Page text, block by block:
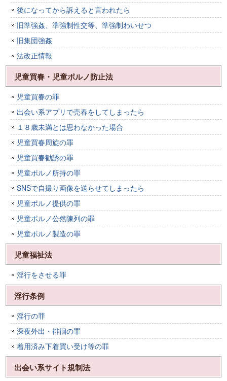
後になってから訴えると言われたら
旧準強姦、準強制性交等、準強制わいせつ
旧集団強姦
法改正情報
児童買春・児童ポルノ防止法
児童買春の罪
出会い系アプリで売春をしてしまったら
１８歳未満とは思わなかった場合
児童買春周旋の罪
児童買春勧誘の罪
児童ポルノ所持の罪
SNSで自撮り画像を送らせてしまったら
児童ポルノ提供の罪
児童ポルノ公然陳列の罪
児童ポルノ製造の罪
児童福祉法
淫行をさせる罪
淫行条例
淫行の罪
深夜外出・徘徊の罪
着用済み下着買い受け等の罪
出会い系サイト規制法